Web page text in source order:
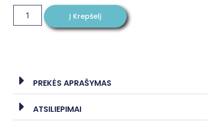
PREKĖS APRAŠYMAS
ATSILIEPIMAI
Į Krepšelį